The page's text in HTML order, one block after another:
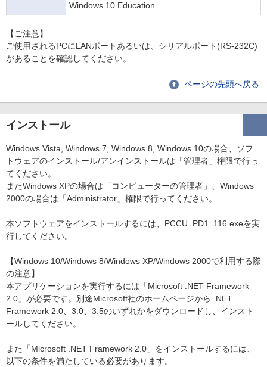
Windows 10 Education
【ご注意】
ご使用されるPCにLANポートあるいは、シリアルポート(RS-232C)
があることを確認してください。
ページの先頭へ戻る
インストール
Windows Vista, Windows 7, Windows 8, Windows 10の場合、ソフ
トウェアのインストール/アンインストールは「管理者」権限で行っ
てください。
またWindows XPの場合は「コンピューターの管理者」、Windows
2000の場合は「Administrator」権限で行ってください。
本ソフトウェアをインストールするには、PCCU_PD1_116.exeを実
行してください。
【Windows 10/Windows 8/Windows XP/Windows 2000で利用する際
の注意】
本アプリケーションを実行するには「Microsoft .NET Framework
2.0」が必要です。別途Microsoft社のホームページから .NET
Framework 2.0、3.0、3.5のいずれかをダウンロードし、インスト
ールしてください。
また「Microsoft .NET Framework 2.0」をインストールするには、
以下の条件を満たしている必要があります。